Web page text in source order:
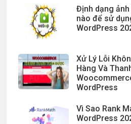
Định dạng ảnh
nào để sử
WordPress
Xử Lý Lỗi
Hàng Và
WordPress
Vì Sao Rank
WordPress